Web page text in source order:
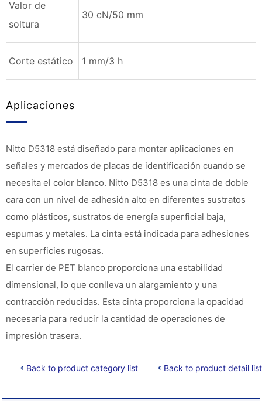
Valor de
soltura
30 cN/50 mm
Corte estático 1 mm/3 h
Aplicaciones
Nitto D5318 está diseñado para montar aplicaciones en
señales y mercados de placas de identificación cuando se
necesita el color blanco. Nitto D5318 es una cinta de doble
cara con un nivel de adhesión alto en diferentes sustratos
como plásticos, sustratos de energía superficial baja,
espumas y metales. La cinta está indicada para adhesiones
en superficies rugosas.
El carrier de PET blanco proporciona una estabilidad
dimensional, lo que conlleva un alargamiento y una
contracción reducidas. Esta cinta proporciona la opacidad
necesaria para reducir la cantidad de operaciones de
impresión trasera.
Back to product category list Back to product detail list